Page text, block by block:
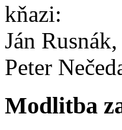
kňazi:
Ján
Peter
Modlitba